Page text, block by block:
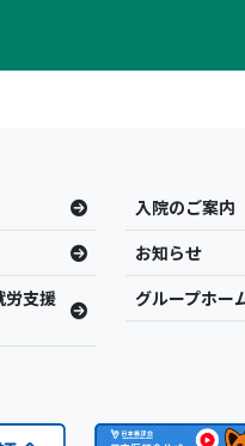
入院のご案内
お知らせ
労支援
グループホー